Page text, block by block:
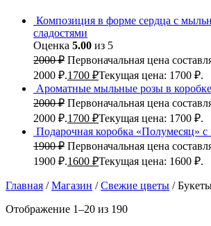
Композиция в форме сердца с
сладостями
Оценка 5.00 из 5
2000₽ Первоначальная цена
2000 ₽.1700 ₽Текущая цена: 1700 ₽.
Ароматные мыльные розы в
2000₽ Первоначальная цена
2000 ₽.1700 ₽Текущая цена: 1700 ₽.
Подарочная коробка «Полумесяц»
1900₽ Первоначальная цена
1900 ₽.1600 ₽Текущая цена: 1600 ₽.
Главная /Магазин /Свежие цветы /
Отображение 1–20 из 190